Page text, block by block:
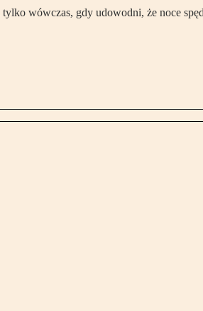
wówczas, gdy udowodni, że noce